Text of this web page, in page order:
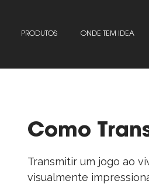
PRODUTOS ONDE TEM IDEA
Como
Transmitir um jogo ao
visualmente